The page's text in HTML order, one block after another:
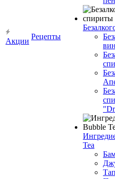
Акции
Рецепты
Tea